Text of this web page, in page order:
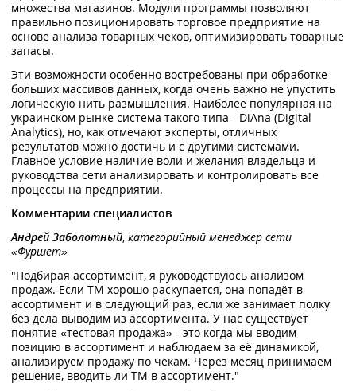
множества магазинов. Модули программы позволяют
правильно позиционировать торговое предприятие на
основе анализа товарных чеков, оптимизировать товарные
запасы.
Эти возможности особенно востребованы при обработке
больших массивов данных, когда очень важно не упустить
логическую нить размышления. Наиболее популярная на
украинском рынке система такого типа - DiAna (Digital
Analytics), но, как отмечают эксперты, отличных
результатов можно достичь и с другими системами.
Главное условие наличие воли и желания владельца и
руководства сети анализировать и контролировать все
процессы на предприятии.
Комментарии специалистов
Андрей Заболотный, категорийный менеджер сети
«Фуршет»
"Подбирая ассортимент, я руководствуюсь анализом
продаж. Если ТМ хорошо раскупается, она попадёт в
ассортимент и в следующий раз, если же занимает полку
без дела выводим из ассортимента. У нас существует
понятие «тестовая продажа» - это когда мы вводим
позицию в ассортимент и наблюдаем за её динамикой,
анализируем продажу по чекам. Через месяц принимаем
решение, вводить ли ТМ в ассортимент."